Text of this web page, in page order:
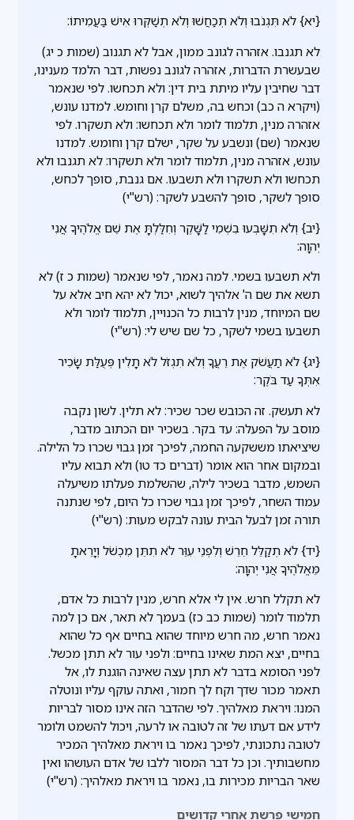
{יא} לֹא תִּגְנֹבוּ וְלֹא תְכַחֲשׁוּ וְלֹא תְשַׁקְּרוּ אִישׁ בַּעֲמִיתוֹ:
לא תגנבו. אזהרה לגונב ממון, אבל לא תגנוב (שמות כ יג)
שבעשרת הדברות, אזהרה לגונב נפשות, דבר הלמד מענינו,
דבר שחיבין עליו מיתת בית דין: ולא תכחשו. לפי שנאמר
(ויקרא ה כב) וכחש בה, משלם קרן וחומש. למדנו עונש,
אזהרה מנין, תלמוד לומר ולא תכחשו: ולא תשקרו. לפי
שנאמר (שם) ונשבע על שקר, ישלם קרן וחומש. למדנו
עונש, אזהרה מנין, תלמוד לומר ולא תשקרו: לא תגנבו ולא
תכחשו ולא תשקרו ולא תשבעו. אם גנבת, סופך לכחש,
סופך לשקר, סופך להשבע לשקר: (רש"י)
{יב} וְלֹא תִשָּׁבְעוּ בִשְׁמִי לַשָּׁקֶר וְחִלַּלְתָּ אֶת שֵׁם אֱלֹהֶיךָ אֲנִי
יְהוָה:
ולא תשבעו בשמי. למה נאמר, לפי שנאמר (שמות כ ז) לא
תשא את שם ה' אלהיך לשוא, יכול לא יהא חיב אלא על
שם המיוחד, מנין לרבות כל הכנויין, תלמוד לומר ולא
תשבעו בשמי לשקר, כל שם שיש לי: (רש"י)
{יג} לֹא תַעֲשֹׁק אֶת רֵעֲךָ וְלֹא תִגְזֹל לֹא תָלִין פְּעֻלַּת שָׂכִיר
אִתְּךָ עַד בֹּקֶר:
לא תעשק. זה הכובש שכר שכיר: לא תלין. לשון נקבה
מוסב על הפעלה: עד בקר. בשכיר יום הכתוב מדבר,
שיציאתו מששקעה החמה, לפיכך זמן גבוי שכרו כל הלילה.
ובמקום אחר הוא אומר (דברים כד טו) ולא תבוא עליו
השמש, מדבר בשכיר לילה, שהשלמת פעלתו משיעלה
עמוד השחר, לפיכך זמן גבוי שכרו כל היום, לפי שנתנה
תורה זמן לבעל הבית עונה לבקש מעות: (רש"י)
{יד} לֹא תְקַלֵּל חֵרֵשׁ וְלִפְנֵי עִוֵּר לֹא תִתֵּן מִכְשֹׁל וְיָרֵאתָ
מֵּאֱלֹהֶיךָ אֲנִי יְהוָה:
לא תקלל חרש. אין לי אלא חרש, מנין לרבות כל אדם,
תלמוד לומר (שמות כב כז) בעמך לא תאר, אם כן למה
נאמר חרש, מה חרש מיוחד שהוא בחיים אף כל שהוא
בחיים, יצא המת שאינו בחיים: ולפני עור לא תתן מכשל.
לפני הסומא בדבר לא תתן עצה שאינה הוגנת לו, אל
תאמר מכור שדך וקח לך חמור, ואתה עוקף עליו ונוטלה
המנו: ויראת מאלהיך. לפי שהדבר הזה אינו מסור לבריות
לידע אם דעתו של זה לטובה או לרעה, ויכול להשמט ולומר
לטובה נתכונתי, לפיכך נאמר בו ויראת מאלהיך המכיר
מחשבותיך. וכן כל דבר המסור ללבו של אדם העושהו ואין
שאר הבריות מכירות בו, נאמר בו ויראת מאלהיך: (רש"י)
חמישי פרשת אחרי קדושים